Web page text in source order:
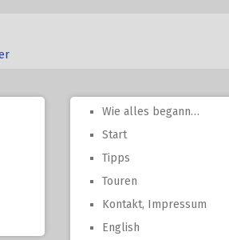
Wie alles begann…
Start
Tipps
Touren
Kontakt, Impressum
English